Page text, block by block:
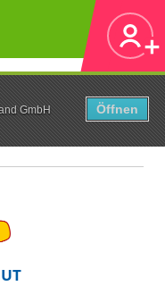
GmbH
Öffnen